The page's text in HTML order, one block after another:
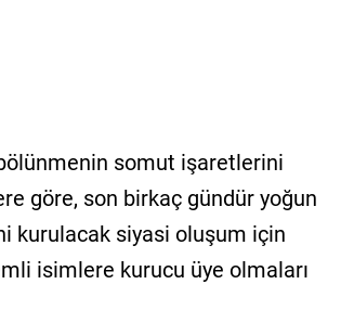
somut işaretlerini
göre, son birkaç gündür yoğun
kurulacak siyasi oluşum için
isimlere kurucu üye olmaları